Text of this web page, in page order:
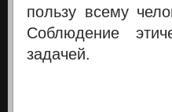
пользу всему
Соблюдение
задачей.